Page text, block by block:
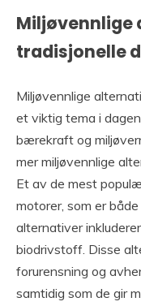
Miljøvennlige
tradisjonelle
Miljøvennlige
et viktig tema i
bærekraft og
mer miljøvennlige
Et av de mest
motorer, som er
alternativer
biodrivstoff. Disse
forurensning og
samtidig som de gir